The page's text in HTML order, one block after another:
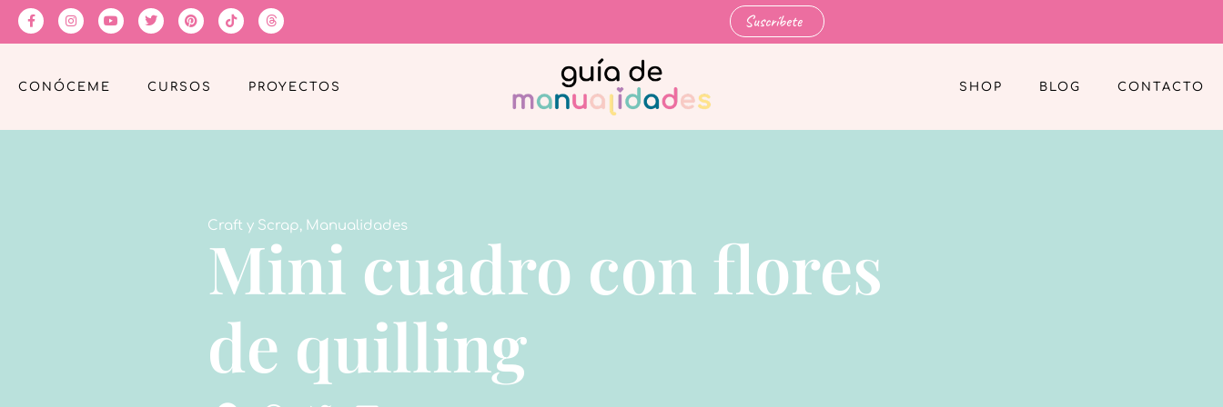
Suscríbete
CONÓCEME CURSOS PROYECTOS SHOP BLOG CONTACTO
Craft y Scrap, Manualidades
Mini cuadro con flores
de quilling